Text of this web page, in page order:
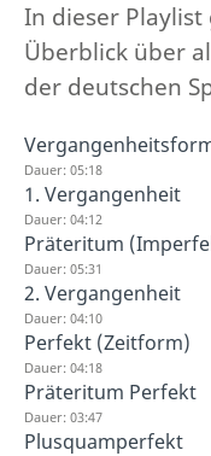
In dieser
Überblick über
der deutschen
Dauer: 05:18
1. Vergangenheit
Dauer: 04:12
Präteritum
Dauer: 05:31
2. Vergangenheit
Dauer: 04:10
Perfekt (Zeitform)
Dauer: 04:18
Präteritum Perfekt
Dauer: 03:47
Plusquamperfekt